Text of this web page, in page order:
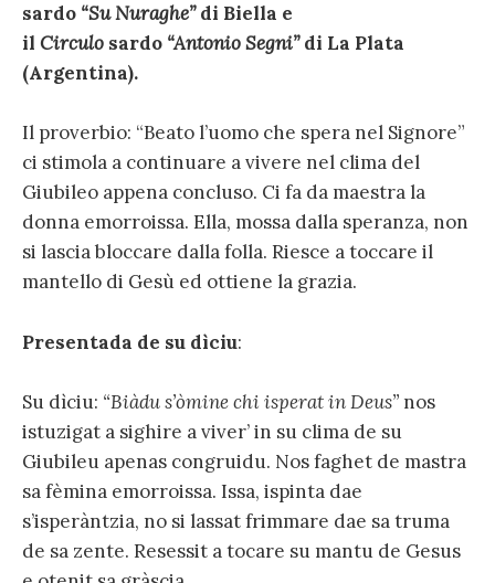
sardo “Su Nuraghe”di Biella e
il Circulo sardo “Antonio Segni”di La Plata
(Argentina).
Il proverbio: “Beato l’uomo che spera nel Signore”
ci stimola a continuare a vivere nel clima del
Giubileo appena concluso. Ci fa da maestra la
donna emorroissa. Ella, mossa dalla speranza, non
si lascia bloccare dalla folla. Riesce a toccare il
mantello di Gesù ed ottiene la grazia.
Presentada de su dìciu:
Su dìciu: “Biàdu s’òmine chi isperat in Deus” nos
istuzigat a sighire a viver’ in su clima de su
Giubileu apenas congruidu. Nos faghet de mastra
sa fèmina emorroissa. Issa, ispinta dae
s’isperàntzia, no si lassat frimmare dae sa truma
de sa zente. Resessit a tocare su mantu de Gesus